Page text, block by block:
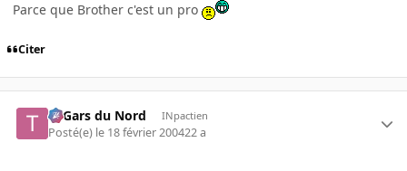
Parce que Brother c'est un pro
Citer
Ti Gars du Nord INpactien
Posté(e) le 18 février 200422 a